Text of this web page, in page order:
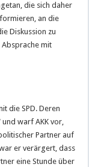
die sich daher
an die
Diskussion zu
Absprache mit
die SPD. Deren
und warf AKK vor,
Partner auf
er verärgert, dass
eine Stunde über